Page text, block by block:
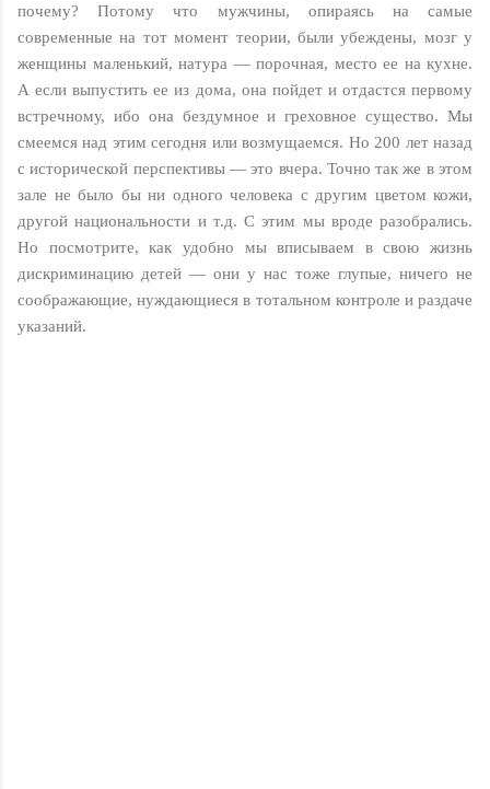
почему? Потому что мужчины, опираясь на самые
современные на тот момент теории, были убеждены, мозг у
женщины маленький, натура — порочная, место ее на кухне.
А если выпустить ее из дома, она пойдет и отдастся первому
встречному, ибо она бездумное и греховное существо. Мы
смеемся над этим сегодня или возмущаемся. Но 200 лет назад
с исторической перспективы — это вчера. Точно так же в этом
зале не было бы ни одного человека с другим цветом кожи,
другой национальности и т.д. С этим мы вроде разобрались.
Но посмотрите, как удобно мы вписываем в свою жизнь
дискриминацию детей — они у нас тоже глупые, ничего не
соображающие, нуждающиеся в тотальном контроле и раздаче
указаний.